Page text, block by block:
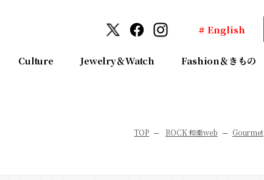
# English
Culture Jewelry＆Watch Fashion＆きもの
TOP ROCK 和樂web Gourmet